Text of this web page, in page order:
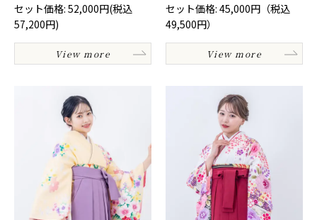
セット価格: 52,000円(税込
57,200円)
View more
セット価格: 45,000円（税込
49,500円）
View more